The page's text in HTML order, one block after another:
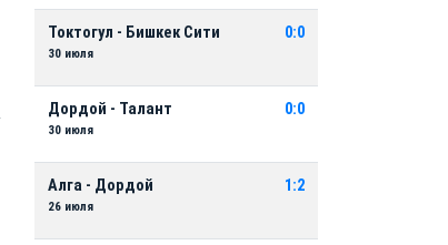
Токтогул - Бишкек Сити
30 июля
0:0
Дордой - Талант
30 июля
0:0
Алга - Дордой
26 июля
1:2